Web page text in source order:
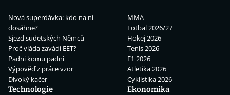
Nová superdávka: kdo na ní
dosáhne?
Sjezd sudetských Němců
Proč vláda zavádí EET?
Padni komu padni
Výpověď z práce vzor
Divoký kačer
MMA
Fotbal 2026/27
Hokej 2026
Tenis 2026
F1 2026
Atletika 2026
Cyklistika 2026
Technologie
Ekonomika